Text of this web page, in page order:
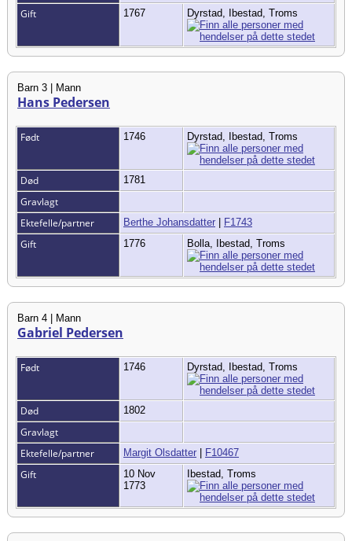
Gift 1767 Dyrstad, Ibestad, Troms
Barn 3 | Mann
Hans Pedersen
Født 1746 Dyrstad, Ibestad, Troms
Død 1781
Gravlagt
Ektefelle/partner
Berthe Johansdatter | F1743
Gift 1776 Bolla, Ibestad, Troms
Barn 4 | Mann
Gabriel Pedersen
Født 1746 Dyrstad, Ibestad, Troms
Død 1802
Gravlagt
Ektefelle/partner
Margit Olsdatter | F10467
Gift
10 Nov
1773
Ibestad, Troms